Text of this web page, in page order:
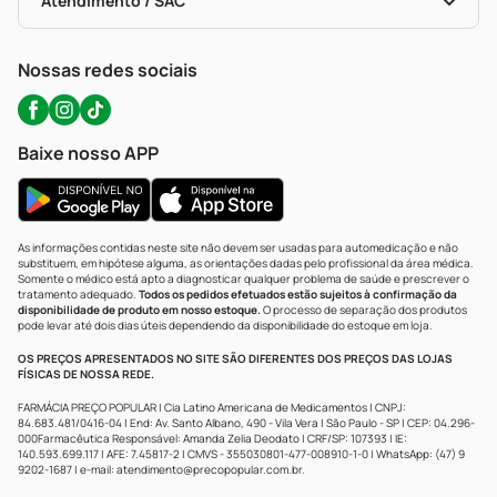
WhatsApp (47) 9202-1687
Nossas redes sociais
Baixe nosso APP
As informações contidas neste site não devem ser usadas para automedicação e não
substituem, em hipótese alguma, as orientações dadas pelo profissional da área médica.
Somente o médico está apto a diagnosticar qualquer problema de saúde e prescrever o
tratamento adequado. Todos os pedidos efetuados estão sujeitos à confirmação da
disponibilidade de produto em nosso estoque.O processo de separação dos produtos
pode levar até dois dias úteis dependendo da disponibilidade do estoque em loja.
OS PREÇOS APRESENTADOS NO SITE SÃO DIFERENTES DOS PREÇOS DAS LOJAS
FÍSICAS DE NOSSA REDE.
FARMÁCIA PREÇO POPULAR | Cia Latino Americana de Medicamentos | CNPJ:
84.683.481/0416-04 | End: Av. Santo Albano, 490 - Vila Vera | São Paulo - SP | CEP: 04.296-
000Farmacêutica Responsável: Amanda Zelia Deodato | CRF/SP: 107393 | IE:
140.593.699.117 | AFE: 7.45817-2 | CMVS - 355030801-477-008910-1-0 | WhatsApp: (47) 9
9202-1687 | e-mail: atendimento@precopopular.com.br.